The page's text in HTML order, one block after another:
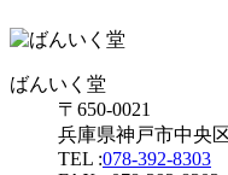
ばんいく堂
〒650-0021
兵庫県神戸市中央
TEL :078-392-8303